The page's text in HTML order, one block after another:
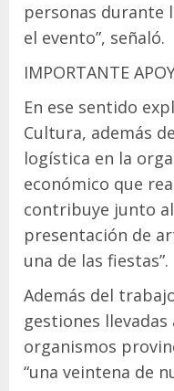
personas durante
el evento”, señaló.
IMPORTANTE
En ese sentido
Cultura, además
logística en la
económico que
contribuye junto
presentación de
una de las fiestas”.
Además del
gestiones
organismos
“una veintena de